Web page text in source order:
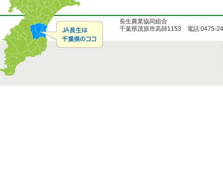
長生農業協同組合
千葉県茂原市高師1153 電話:0475-